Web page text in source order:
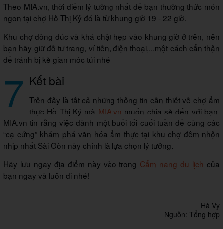
Theo MIA.vn, thời điểm lý tưởng nhất để bạn thưởng thức món
ngon tại chợ Hồ Thị Kỷ đó là từ khung giờ 19 - 22 giờ.
Khu chợ đông đúc và khá chật hẹp vào khung giờ ở trên, nên
bạn hãy giữ đồ tư trang, ví tiền, điện thoại,...một cách cẩn thận
để tránh bị kẻ gian móc túi nhé.
7 Kết bài
Trên đây là tất cả những thông tin cần thiết về chợ ẩm
thực Hồ Thị Kỷ mà MIA.vn muốn chia sẻ đến với bạn.
MIA.vn tin rằng việc dành một buổi tối cuối tuần để cùng các
“cạ cứng” khám phá văn hóa ẩm thực tại khu chợ đêm nhộn
nhịp nhất Sài Gòn này chính là lựa chọn lý tưởng.
Hãy lưu ngay địa điểm này vào trong Cẩm nang du lịch của
bạn ngay và luôn đi nhé!
Hà Vy
Nguồn: Tổng hợp